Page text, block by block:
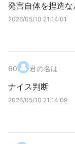
発言自体を捏造
2026/05/10 21:14:01
60. 君の名は
ナイス判断
2026/05/10 21:14:09